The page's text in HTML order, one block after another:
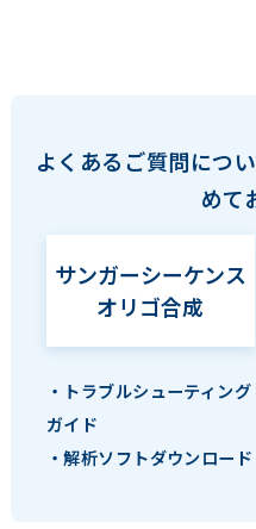
よくあるご質問につ
めて
サンガーシーケンス
オリゴ合成
・トラブルシューティング
ガイド
・解析ソフトダウンロード